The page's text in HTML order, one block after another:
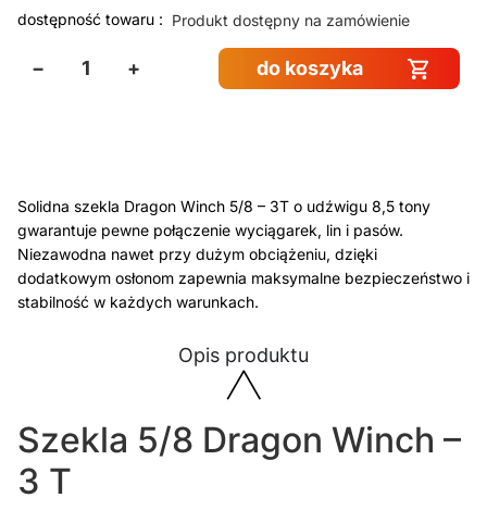
Solidna szekla Dragon Winch 5/8 – 3T o udźwigu 8,5 tony
gwarantuje pewne połączenie wyciągarek, lin i pasów.
Niezawodna nawet przy dużym obciążeniu, dzięki
dodatkowym osłonom zapewnia maksymalne bezpieczeństwo i
stabilność w każdych warunkach.
Opis produktu
Szekla 5/8 Dragon Winch –
3 T
dostępność towaru : Produkt dostępny na zamówienie
− + do koszyka